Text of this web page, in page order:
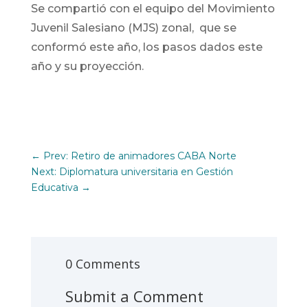
Se compartió con el equipo del Movimiento
Juvenil Salesiano (MJS) zonal, que se
conformó este año, los pasos dados este
año y su proyección.
← Prev: Retiro de animadores CABA Norte
Next: Diplomatura universitaria en Gestión
Educativa →
0 Comments
Submit a Comment